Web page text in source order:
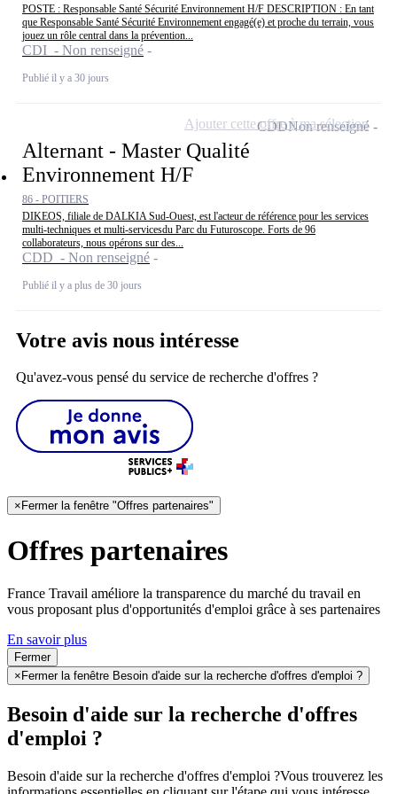
POSTE : Responsable Santé Sécurité Environnement H/F DESCRIPTION : En tant
que Responsable Santé Sécurité Environnement engagé(e) et proche du terrain, vous
jouez un rôle central dans la prévention...
CDI - Non renseigné
Publié il y a 30 jours
Alternant - Master Qualité
Environnement H/F
86 - POITIERS
DIKEOS, filiale de DALKIA Sud-Ouest, est l'acteur de référence pour les services
multi-techniques et multi-servicesdu Parc du Futuroscope. Forts de 96
collaborateurs, nous opérons sur des...
CDD - Non renseigné
Publié il y a plus de 30 jours
CDDNon renseigné
Ajouter cette offre à ma sélection
Votre avis nous intéresse
Qu'avez-vous pensé du service de recherche d'offres ?
× Fermer la fenêtre "Offres partenaires"
Offres partenaires
France Travail améliore la transparence du marché du travail en
vous proposant plus d'opportunités d'emploi grâce à ses partenaires
En savoir plus
Fermer
× Fermer la fenêtre Besoin d'aide sur la recherche d'offres d'emploi ?
Besoin d'aide sur la recherche d'offres
d'emploi ?
Besoin d'aide sur la recherche d'offres d'emploi ?Vous trouverez les